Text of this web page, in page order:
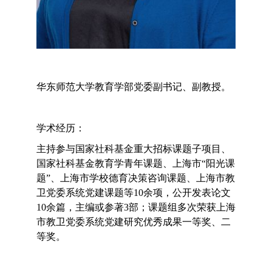
华东师范大学教育学部党委副书记、副教授。
学术经历：
主持参与国家社科基金重大招标课题子项目、
国家社科基金教育学青年课题、上海市“阳光课
题”、上海市学校德育决策咨询课题、上海市教
卫党委系统党建课题等10余项，公开发表论文
10余篇，主编或参著3部；课题组多次荣获上海
市教卫党委系统党建研究优秀成果一等奖、二
等奖。